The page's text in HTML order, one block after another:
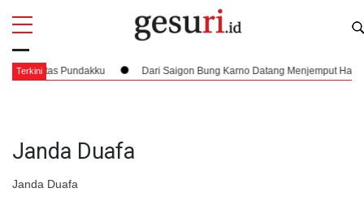
Terkini
Pundakku Dari Saigon Bung Karno Datang Menjemput Hak
Janda Duafa
Janda Duafa
All